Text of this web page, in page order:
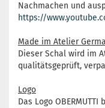
Nachmachen und
https://
Made im Atelier
Dieser Schal wird im
qualitätsgeprüft,
Logo
Das Logo